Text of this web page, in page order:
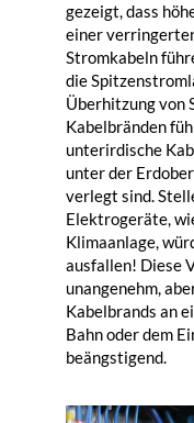
gezeigt, dass
einer
Stromkabeln
die
Überhitzung von
Kabelbränden
unterirdische
unter der
verlegt sind.
Elektrogeräte,
Klimaanlage,
ausfallen! Diese
unangenehm,
Kabelbrands an
Bahn oder dem
beängstigend.